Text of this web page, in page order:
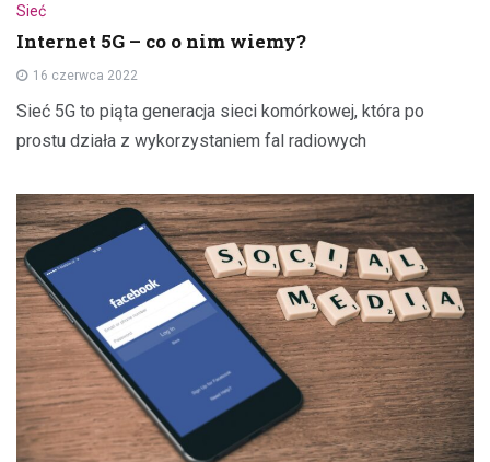
Sieć
Internet 5G – co o nim wiemy?
16 czerwca 2022
Sieć 5G to piąta generacja sieci komórkowej, która po
prostu działa z wykorzystaniem fal radiowych